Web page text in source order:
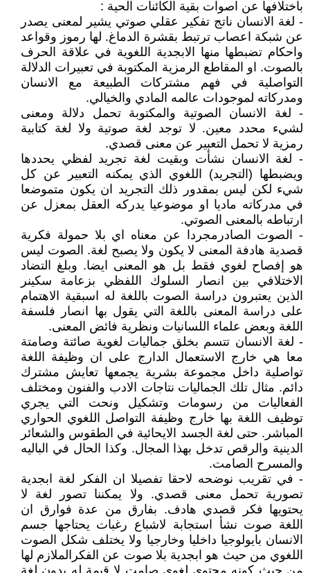
باختلافها عن اصوات بقية الكائنات الحية :
- لغة الانسان ناتج تفكير عقلي صوتي يشير لمعنى يصدر
عن شبكة اعصاب ترتبط بقشرة الدماغ. لها رموز وقواعد
واحكام تضبطها منها الابجدية اللغوية في علاقة الحرف
بالصوت. او المقاطع الرمزية المكتوبة في تعبيرات الدلالة
التواصلية في فهم مشتركات الطبيعة مع الانسان
ومدركاته لموجودات عالمه المادي والخيالي.
- لغة الانسان الصوتية والمكتوبة تحمل دلالة ومعنى
لشيء محدد معين. لا توجد لغة صوتية ولا لغة كتابية
رمزية لا تحمل التعبير عن معنى قصدي.
- لغة الانسان نشأت وبقيت لغة تجريد لفظي يحددها
ويضبطها (التجريد) اللغوي الذي يمكنه التعبير عن كل
شيء لكن ليس بمقدور ذلك التجريد ان يكون متموضعا
في مدركاته ماديا او موضوعيا يدركه العقل بمعزل عن
ارتباطه بالمعنى الصوتي.
- الصوت الصادرمجردا عن معناه اي بلا حمولة فكرية
قصدية هادفة المعنى لا يكون ولا يصبح لغة. الصوت ليس
هو إفصاح لغوي فقط بل هو المعنى ايضا. وبلغ التضاد
الاختلافي بين انصار السلوك اللفظي بزعامة سكينر
الذين يعتبرون دراسة الصوت باللغة له اسبقية الاهتمام
على دراسة المعنى باللغة التي يقول بها انصار فلسفة
اللغة وبعض علماء اللسانيات ونظرية فائض المعنى.
- لغة الانسان تتسم بخلق جماليات لغوية صائتة وصامتة
معا هي خارج الاستعمال الدارج على ان وظيفة اللغة
تواصلية داخل مجموعة بشرية يجمعها تعايش مشترك
دائم. مثال تلك الجماليات نتاجات الادب والفنون ومختلف
الفعاليات من رسومات وتشكيل ونحت التي يجري
توظيف اللغة بها خارج وظيفة التواصل اللغوي الحواري
المباشر. حتى لغة الجسد الايحائية في الطقوس والشعائر
الدينية والرقص تدخل بهذا المجال. وكذا الحال في الباليه
والمسرح الصامت.
- في تقريب نوضحه لاحقا تفصيلا ان الفكر لغة ابجدية
تصورية تحمل معنى قصدي. ولا يمكننا تصور لغة لا
يحتويها فكر قصدي هادف. بفارق من عدة فوارق ان
اللغة صوت نشأ استجابة لاشباع رغبات يحتاجها جسم
الانسان بايولوجيا داخليا وخارجيا ولا يختلف شكل الصوت
اللغوي من حيث هو ابجدية بلا صوت عن الفكرالملازم لها